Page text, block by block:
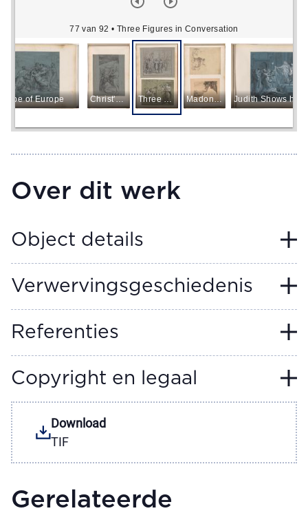
77 van 92 • Three Figures in Conversation
of Europe Christ's Fall under the Cross Three Figures in Conversation Madonna in Front of a Landscape
Over dit werk
Object details
Verwervingsgeschiedenis
Referenties
Copyright en legaal
Download
TIF
Gerelateerde